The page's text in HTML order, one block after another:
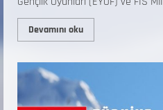
Devamını oku